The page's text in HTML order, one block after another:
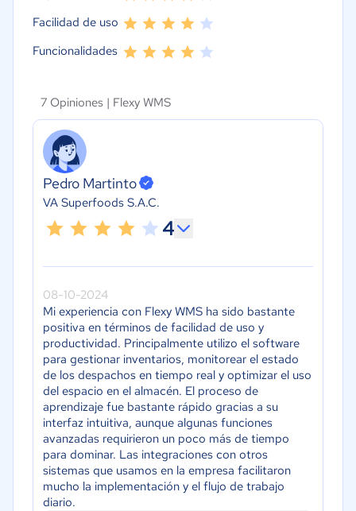
Facilidad de uso
Funcionalidades
7 Opiniones | Flexy WMS
Pedro Martinto
VA Superfoods S.A.C.
4
08-10-2024
Mi experiencia con Flexy WMS ha sido bastante
positiva en términos de facilidad de uso y
productividad. Principalmente utilizo el software
para gestionar inventarios, monitorear el estado
de los despachos en tiempo real y optimizar el uso
del espacio en el almacén. El proceso de
aprendizaje fue bastante rápido gracias a su
interfaz intuitiva, aunque algunas funciones
avanzadas requirieron un poco más de tiempo
para dominar. Las integraciones con otros
sistemas que usamos en la empresa facilitaron
mucho la implementación y el flujo de trabajo
diario.